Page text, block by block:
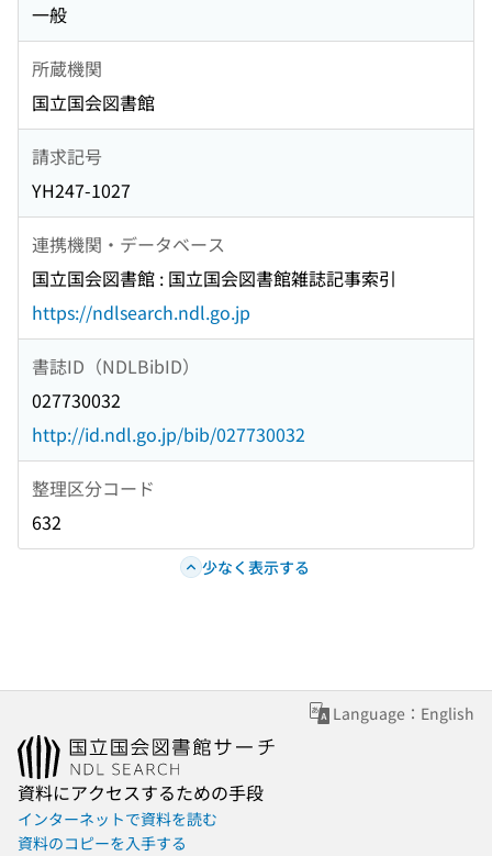
一般
所蔵機関
国立国会図書館
請求記号
YH247-1027
連携機関・データベース
国立国会図書館 : 国立国会図書館雑誌記事索引
https://ndlsearch.ndl.go.jp
書誌ID（NDLBibID）
027730032
http://id.ndl.go.jp/bib/027730032
整理区分コード
632
少なく表示する
Language：English
資料にアクセスするための手段
インターネットで資料を読む
資料のコピーを入手する